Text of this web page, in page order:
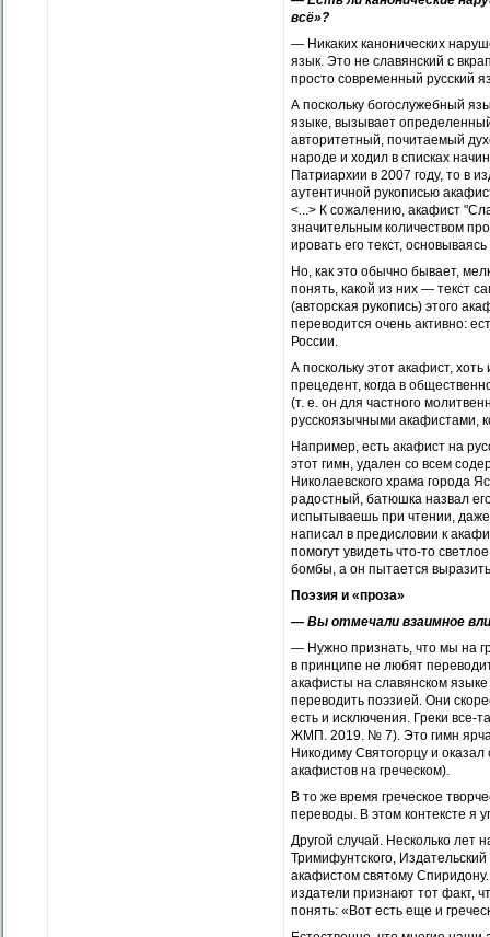
всё»?
— Никаких канонических
язык. Это не славянский с
просто современный русский
А поскольку богослужебный
языке, вызывает
авторитетный, почита­емый
народе и ходил в списках
Патриархии в 2007 году, то в
аутентичной рукописью
<...> К сожалению, акафист
значительным количеством
ировать его текст,
Но, как это обычно бывает,
понять, какой из них — текст
(авторская рукопись) этого
переводится очень активно:
России.
А поскольку этот акафист,
прецедент, когда в
(т. е. он для частного
русскоязычными акафистами,
Например, есть акафист на
этот гимн, удален со всем
Николаевского храма города
радостный, батюшка назвал
испытываешь при чтении, даже
написал в предисловии к
помогут увидеть что-то
бомбы, а он пытается
Поэзия и «проза»
— Вы отмечали взаимное
— Нужно признать, что мы на
в принципе не любят
акафисты на славянском
переводить поэзией. Они
есть и исключения. Греки все-
ЖМП. 2019. № 7). Это гимн
Никодиму Святогорцу и
акафистов на греческом).
В то же время греческое
переводы. В этом контексте
Другой случай. Несколько лет
Тримифунтского,
акафистом святому
издатели признают тот факт,
понять: «Вот есть еще и